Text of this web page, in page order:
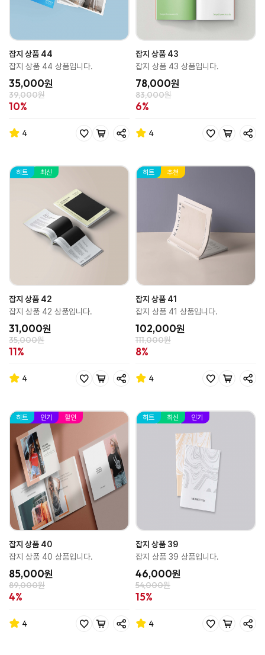
잡지 상품 44
잡지 상품 44 상품입니다.
35,000원
39,000원
10%
4
잡지 상품 43
잡지 상품 43 상품입니다.
78,000원
83,000원
6%
4
히트 최신
잡지 상품 42
잡지 상품 42 상품입니다.
31,000원
35,000원
11%
4
히트 추천
잡지 상품 41
잡지 상품 41 상품입니다.
102,000원
111,000원
8%
4
히트 인기 할인
잡지 상품 40
잡지 상품 40 상품입니다.
85,000원
89,000원
4%
4
히트 최신 인기
잡지 상품 39
잡지 상품 39 상품입니다.
46,000원
54,000원
15%
4